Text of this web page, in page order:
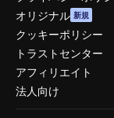
オリジナル 新規
クッキーポリシー
トラストセンター
アフィリエイト
法人向け